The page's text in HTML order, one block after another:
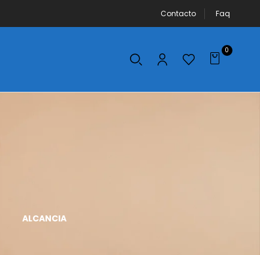
Contacto Faq
0
ALCANCIA